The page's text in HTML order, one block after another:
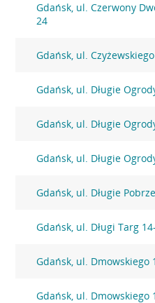
Gdańsk, ul. Czerwony
24
Gdańsk, ul.
Gdańsk, ul. Długie
Gdańsk, ul. Długie
Gdańsk, ul. Długie
Gdańsk, ul. Długie
Gdańsk, ul. Długi Targ
Gdańsk, ul. Dmowskiego 1
Gdańsk, ul. Dmowskiego